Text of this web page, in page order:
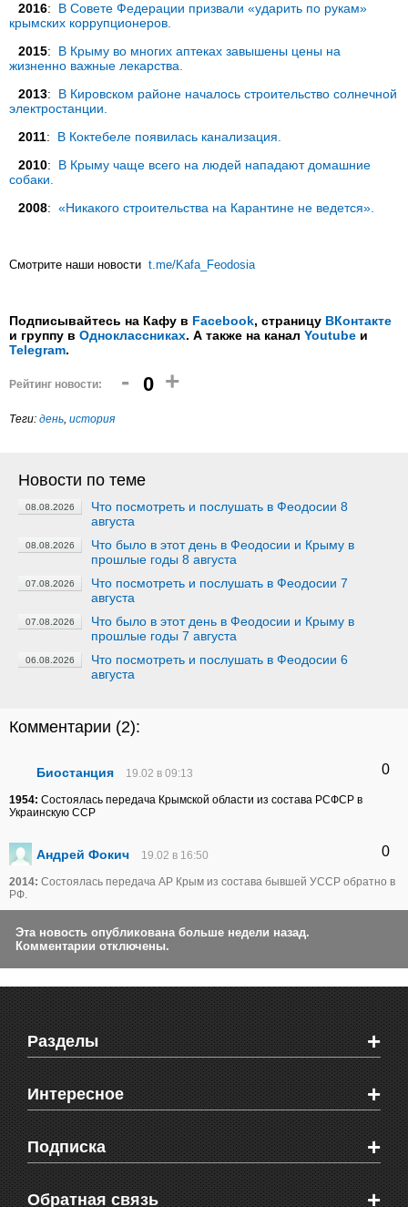
2016: В Совете Федерации призвали «ударить по рукам»
крымских коррупционеров.
2015: В Крыму во многих аптеках завышены цены на
жизненно важные лекарства.
2013: В Кировском районе началось строительство солнечной
электростанции.
2011: В Коктебеле появилась канализация.
2010: В Крыму чаще всего на людей нападают домашние
собаки.
2008: «Никакого строительства на Карантине не ведется».
Смотрите наши новости t.me/Kafa_Feodosia
Подписывайтесь на Кафу в Facebook, страницу ВКонтакте
и группу в Одноклассниках. А также на канал Youtube и
Telegram.
Рейтинг новости: - 0 +
Теги: день, история
Новости по теме
08.08.2026
Что посмотреть и послушать в Феодосии 8
августа
08.08.2026
Что было в этот день в Феодосии и Крыму в
прошлые годы 8 августа
07.08.2026
Что посмотреть и послушать в Феодосии 7
августа
07.08.2026
Что было в этот день в Феодосии и Крыму в
прошлые годы 7 августа
06.08.2026
Что посмотреть и послушать в Феодосии 6
августа
Комментарии (2):
Биостанция 19.02 в 09:13 0
1954: Состоялась передача Крымской области из состава РСФСР в
Украинскую ССР
Андрей Фокич 19.02 в 16:50 0
2014: Состоялась передача АР Крым из состава бывшей УССР обратно в
РФ.
Эта новость опубликована больше недели назад.
Комментарии отключены.
Разделы +
Новости Феодосии
Новости Крыма
Мировые новости
Объявления
Здоровье
СМС мнения читателей
Интересное +
Видео о Феодосии
Веб-камеры Феодосии
Блоги феодосийцев
Школы Феодосии
Подписка +
Печатная версия газеты "Кафа"
Обратная связь +